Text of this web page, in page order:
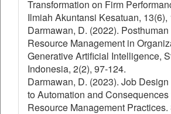
Transformation on Firm
Ilmiah Akuntansi Kesatuan, 13(6),
Darmawan, D. (2022).
Resource Management in
Generative Artificial Intelligence,
Indonesia, 2(2), 97-124.
Darmawan, D. (2023). Job
to Automation and Consequences
Resource Management Practices.